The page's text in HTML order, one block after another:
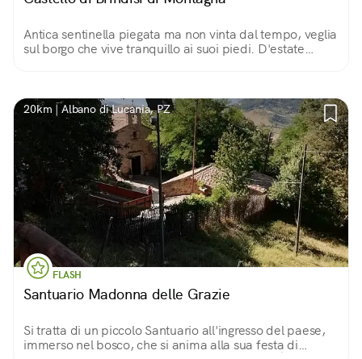
Antica sentinella piegata ma non vinta dal tempo, veglia
sul borgo che vive tranquillo ai suoi piedi. D'estate
20km | Albano di Lucania, PZ
FLASH
Santuario Madonna delle Grazie
Si tratta di un piccolo Santuario all'ingresso del paese,
immerso nel bosco, che si anima alla sua festa di